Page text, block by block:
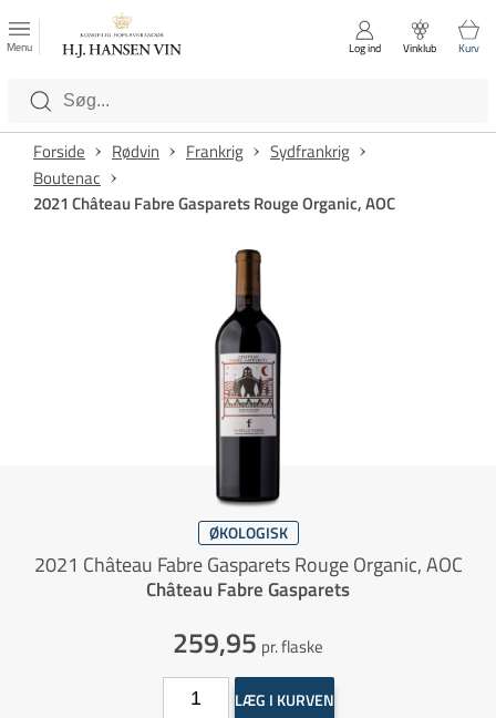
Luk
Kategorier
Menu Log ind Vinklub Kurv
Forside Rødvin Frankrig
Sydfrankrig
Boutenac
2021 Château Fabre Gasparets Rouge Organic, AOC
ØKOLOGISK
2021 Château Fabre Gasparets Rouge Organic, AOC
Château Fabre Gasparets
259,95 pr. flaske
LÆG I KURVEN